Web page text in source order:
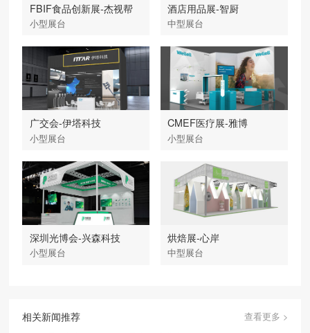
FBIF食品创新展-杰视帮
小型展台
酒店用品展-智厨
中型展台
广交会-伊塔科技
小型展台
CMEF医疗展-雅博
小型展台
深圳光博会-兴森科技
小型展台
烘焙展-心岸
中型展台
相关新闻推荐
查看更多 >